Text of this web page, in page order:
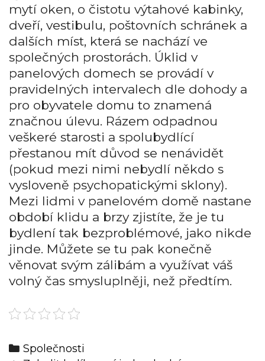
mytí oken, o čistotu výtahové kabinky,
dveří, vestibulu, poštovních schránek a
dalších míst, která se nachází ve
společných prostorách. Úklid v
panelových domech se provádí v
pravidelných intervalech dle dohody a
pro obyvatele domu to znamená
značnou úlevu. Rázem odpadnou
veškeré starosti a spolubydlící
přestanou mít důvod se nenávidět
(pokud mezi nimi nebydlí někdo s
vysloveně psychopatickými sklony).
Mezi lidmi v panelovém domě nastane
období klidu a brzy zjistíte, že je tu
bydlení tak bezproblémové, jako nikde
jinde. Můžete se tu pak konečně
věnovat svým zálibám a využívat váš
volný čas smysluplněji, než předtím.
Categories
Společnosti